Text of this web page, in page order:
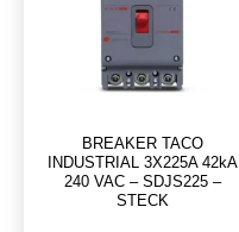
BREAKER TACO
INDUSTRIAL 3X225A 42kA
240 VAC – SDJS225 –
STECK